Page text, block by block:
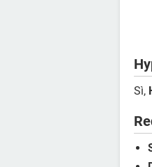
Sì,